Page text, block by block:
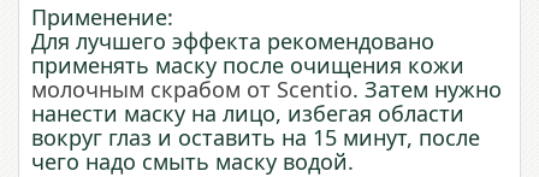
Применение:
Для лучшего эффекта рекомендовано
применять маску после очищения кожи
молочным скрабом от Scentio. Затем нужно
нанести маску на лицо, избегая области
вокруг глаз и оставить на 15 минут, после
чего надо смыть маску водой.